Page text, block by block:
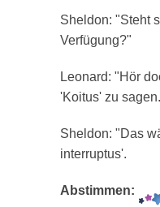
Sheldon: "Steht
Verfügung?"
Leonard: "Hör
'Koitus' zu
Sheldon: "Das
interruptus'.
Abstimmen: